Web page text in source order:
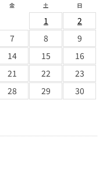
金 土 日
1
2
7 8
9
14 15
16
21 22
23
28 29
30